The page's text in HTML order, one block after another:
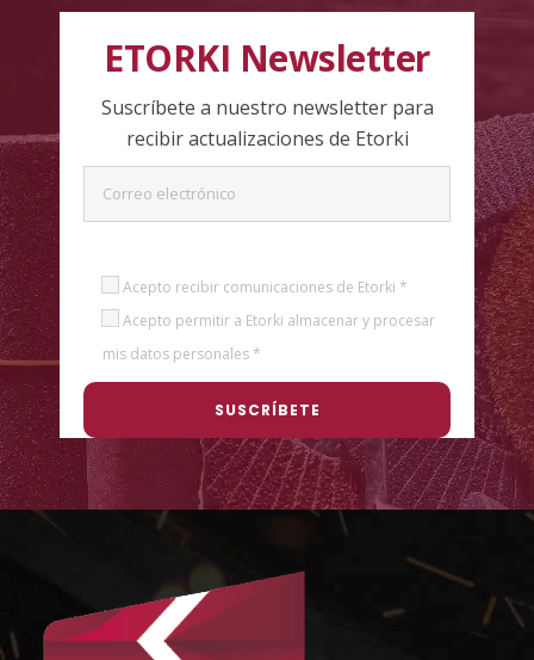
ETORKI Newsletter
Suscríbete a nuestro newsletter para
recibir actualizaciones de Etorki
Acepto recibir comunicaciones de Etorki *
Acepto permitir a Etorki almacenar y procesar
mis datos personales *